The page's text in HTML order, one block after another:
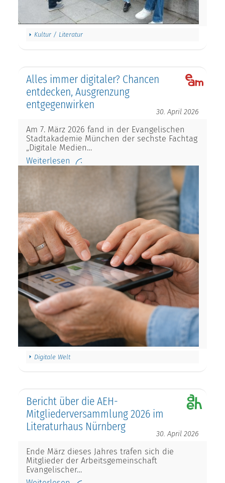
Kultur / Literatur
Alles immer digitaler? Chancen
entdecken, Ausgrenzung
entgegenwirken
30. April 2026
Am 7. März 2026 fand in der Evangelischen
Stadtakademie München der sechste Fachtag
„Digitale Medien…
Weiterlesen
Digitale Welt
Bericht über die AEH-
Mitgliederversammlung 2026 im
Literaturhaus Nürnberg
30. April 2026
Ende März dieses Jahres trafen sich die
Mitglieder der Arbeitsgemeinschaft
Evangelischer…